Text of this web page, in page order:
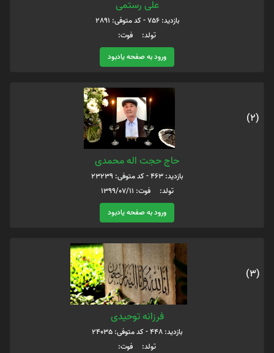
علی رستمی
بازدید: 756 - کد متوفی: 2891
تولد: فوت:
ورود به صفحه یادبود
(2)
حاج حجت اله محمدی
بازدید: 463 - کد متوفی: 23239
تولد: فوت: 1399/07/11
ورود به صفحه یادبود
(3)
فرزانه توحیدی
بازدید: 448 - کد متوفی: 24035
تولد: فوت: